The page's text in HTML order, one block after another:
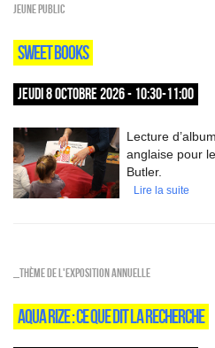
Jeune public
SWEET BOOKS
JEUDI 8 OCTOBRE 2026 - 10:30-11:00
Lecture
anglaise pour
Butler.
Lire la suite
_Thème de l'exposition annuelle
AQUA RIZE : CE QUE DIT LA RECHERCHE